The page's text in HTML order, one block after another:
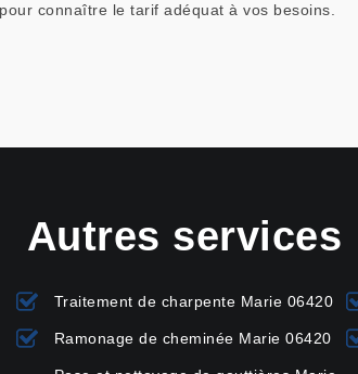
connaître le tarif adéquat à vos besoins.
Autres services
Traitement de charpente Marie 06420
Ramonage de cheminée Marie 06420